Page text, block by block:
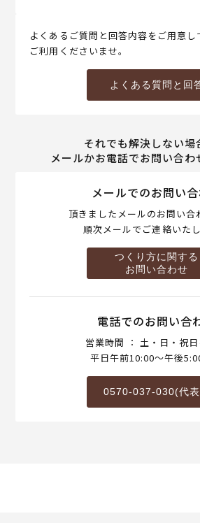
よくあるご質問と回答内容をご用意し
ご利用くださいませ。
よくある質問と回
それでも解決しない場
メールかお電話でお問い合わ
メールでのお問い
頂きましたメールのお問い合
順次メールでご連絡いたし
つくり方に関する
お問い合わせ
電話でのお問い合
営業時間 ： 土・日・祝日
平日午前10:00～午後
0570-037-030(代表